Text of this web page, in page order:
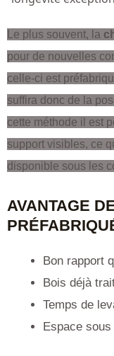
Le plus souvent, la
pour de nouvelles
celle-ci est
suffira donc de la
cette méthode il est
support visibles, ce
disponible sous les
AVANTAGE
Bon rapport
Bois déjà
Temps de
Espace